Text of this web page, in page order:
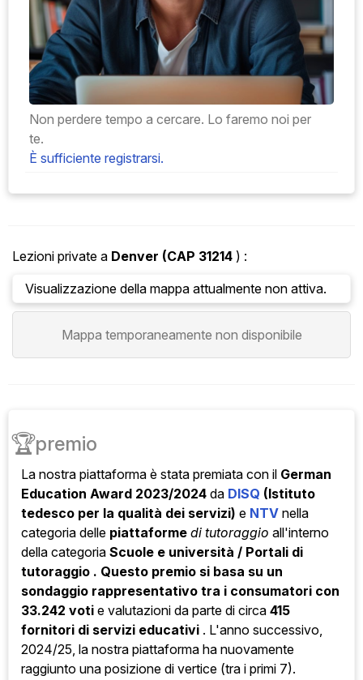
Non perdere tempo a cercare. Lo faremo noi per
te.
È sufficiente registrarsi.
Lezioni private a Denver (CAP 31214 ) :
Visualizzazione della mappa attualmente non attiva.
Mappa temporaneamente non disponibile
🏆premio
La nostra piattaforma è stata premiata con il German
Education Award 2023/2024 da DISQ (Istituto
tedesco per la qualità dei servizi) e NTV nella
categoria delle piattaforme di tutoraggio all'interno
della categoria Scuole e università / Portali di
tutoraggio . Questo premio si basa su un
sondaggio rappresentativo tra i consumatori con
33.242 voti e valutazioni da parte di circa 415
fornitori di servizi educativi . L'anno successivo,
2024/25, la nostra piattaforma ha nuovamente
raggiunto una posizione di vertice (tra i primi 7).